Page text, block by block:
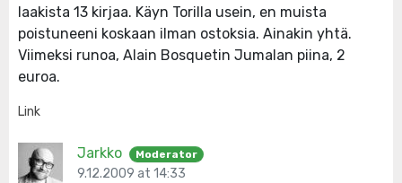
laakista 13 kirjaa. Käyn Torilla usein, en muista
poistuneeni koskaan ilman ostoksia. Ainakin yhtä.
Viimeksi runoa, Alain Bosquetin Jumalan piina, 2
euroa.
Link
Jarkko Moderator
9.12.2009 at 14:33